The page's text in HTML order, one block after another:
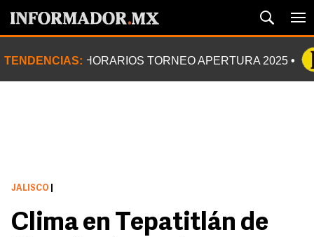
TENDENCIAS: HORARIOS TORNEO APERTURA 2025
JALISCO
Clima en Tepatitlán de